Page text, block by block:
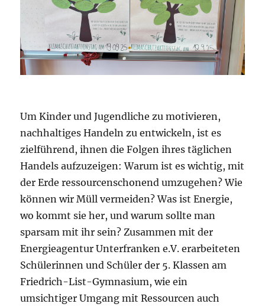
Um Kinder und Jugendliche zu motivieren,
nachhaltiges Handeln zu entwickeln, ist es
zielführend, ihnen die Folgen ihres täglichen
Handels aufzuzeigen: Warum ist es wichtig, mit
der Erde ressourcenschonend umzugehen? Wie
können wir Müll vermeiden? Was ist Energie,
wo kommt sie her, und warum sollte man
sparsam mit ihr sein? Zusammen mit der
Energieagentur Unterfranken e.V. erarbeiteten
Schülerinnen und Schüler der 5. Klassen am
Friedrich-List-Gymnasium, wie ein
umsichtiger Umgang mit Ressourcen auch